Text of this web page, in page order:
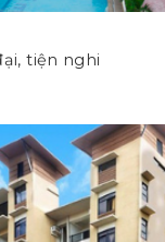
tiện nghi